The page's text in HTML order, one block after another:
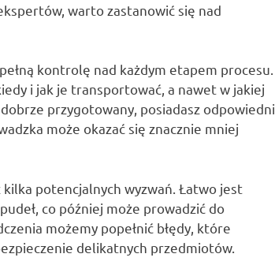
warto zastanowić się nad
kontrolę nad każdym etapem procesu.
i jak je transportować, a nawet w jakiej
przygotowany, posiadasz odpowiedni
może okazać się znacznie mniej
potencjalnych wyzwań. Łatwo jest
co później może prowadzić do
możemy popełnić błędy, które
delikatnych przedmiotów.